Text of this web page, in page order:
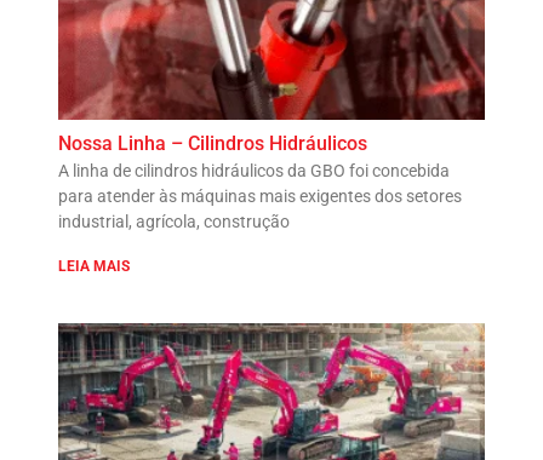
Nossa Linha – Cilindros Hidráulicos
A linha de cilindros hidráulicos da GBO foi concebida
para atender às máquinas mais exigentes dos setores
industrial, agrícola, construção
LEIA MAIS